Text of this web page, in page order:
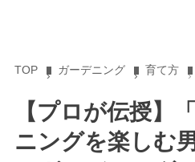
TOP ガーデニング 育て方
【プロが伝授】
ニングを楽しむ